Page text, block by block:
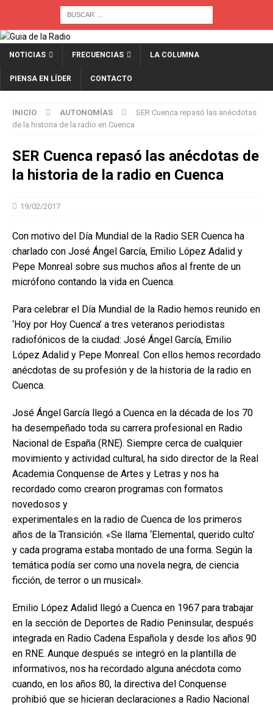
NOTICIAS FRECUENCIAS LA COLUMNA
PIENSA EN LÍDER CONTACTO
INICIO AUTONOMÍAS
SER Cuenca repasó las anécdotas
de la historia de la radio en Cuenca
SER Cuenca repasó las anécdotas de
la historia de la radio en Cuenca
19/02/2017
Con motivo del Día Mundial de la Radio SER Cuenca ha
charlado con José Ángel García, Emilio López Adalid y
Pepe Monreal sobre sus muchos años al frente de un
micrófono contando la vida en Cuenca.
Para celebrar el Día Mundial de la Radio hemos reunido en
‘Hoy por Hoy Cuenca’ a tres veteranos periodistas
radiofónicos de la ciudad: José Ángel García, Emilio
López Adalid y Pepe Monreal. Con ellos hemos recordado
anécdotas de su profesión y de la historia de la radio en
Cuenca.
José Ángel García llegó a Cuenca en la década de los 70
ha desempeñado toda su carrera profesional en Radio
Nacional de España (RNE). Siempre cerca de cualquier
movimiento y actividad cultural, ha sido director de la Real
Academia Conquense de Artes y Letras y nos ha
recordado como crearon programas con formatos
novedosos y
experimentales en la radio de Cuenca de los primeros
años de la Transición. «Se llama ‘Elemental, querido culto’
y cada programa estaba montado de una forma. Según la
temática podía ser como una novela negra, de ciencia
ficción, de terror o un musical».
Emilio López Adalid llegó a Cuenca en 1967 para trabajar
en la sección de Deportes de Radio Peninsular, después
integrada en Radio Cadena Española y desde los años 90
en RNE. Aunque después se integró en la plantilla de
informativos, nos ha recordado alguna anécdota como
cuando, en los años 80, la directiva del Conquense
prohibió que se hicieran declaraciones a Radio Nacional